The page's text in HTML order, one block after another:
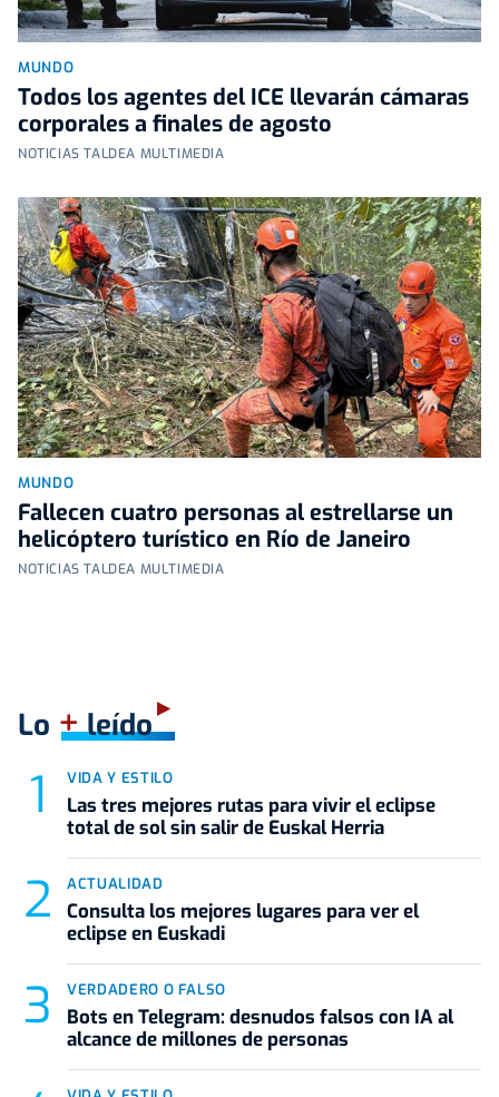
MUNDO
Todos los agentes del ICE llevarán cámaras
corporales a finales de agosto
NOTICIAS TALDEA MULTIMEDIA
MUNDO
Fallecen cuatro personas al estrellarse un
helicóptero turístico en Río de Janeiro
NOTICIAS TALDEA MULTIMEDIA
Lo +leído
VIDA Y ESTILO
Las tres mejores rutas para vivir el eclipse
total de sol sin salir de Euskal Herria
ACTUALIDAD
Consulta los mejores lugares para ver el
eclipse en Euskadi
VERDADERO O FALSO
Bots en Telegram: desnudos falsos con IA al
alcance de millones de personas